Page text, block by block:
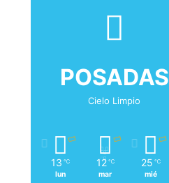
POSADAS
Cielo Limpio
13 ℃
lun
12 ℃
mar
25 ℃
mié